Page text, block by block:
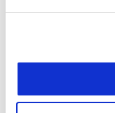
rapport TUV
orifice latéral